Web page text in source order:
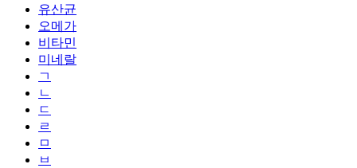
유산균
오메가
비타민
미네랄
ㄱ
ㄴ
ㄷ
ㄹ
ㅁ
ㅂ